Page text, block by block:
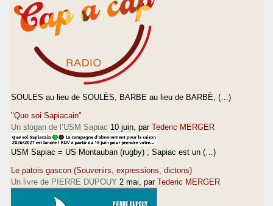
SOULES au lieu de SOULÈS, BARBE au lieu de BARBÈ, (…)
"Que soi Sapiacain"
Un slogan de l’USM Sapiac 10 juin , par Tederic MERGER
USM Sapiac = US Montauban (rugby) ; Sapiac est un (…)
Le patois gascon (Souvenirs, expressions, dictons)
Un livre de PIERRE DUPOUY 2 mai , par Tederic MERGER